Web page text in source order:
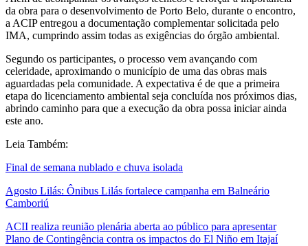
da obra para o desenvolvimento de Porto Belo, durante o encontro,
a ACIP entregou a documentação complementar solicitada pelo
IMA, cumprindo assim todas as exigências do órgão ambiental.
Segundo os participantes, o processo vem avançando com
celeridade, aproximando o município de uma das obras mais
aguardadas pela comunidade. A expectativa é de que a primeira
etapa do licenciamento ambiental seja concluída nos próximos dias,
abrindo caminho para que a execução da obra possa iniciar ainda
este ano.
Leia Também:
Final de semana nublado e chuva isolada
Agosto Lilás: Ônibus Lilás fortalece campanha em Balneário
Camboriú
ACII realiza reunião plenária aberta ao público para apresentar
Plano de Contingência contra os impactos do El Niño em Itajaí